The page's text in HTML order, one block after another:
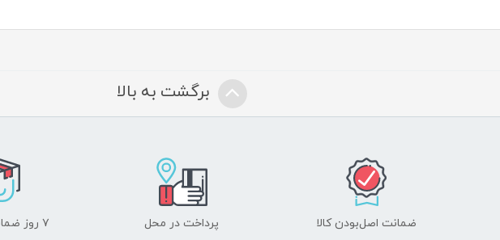
برگشت به بالا
ضمانت اصل‌بودن کالا پرداخت در محل ۷ روز ضمانت بازگشت